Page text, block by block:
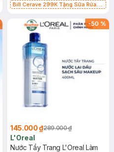
Bill Cerave 299K Tặng Sữa Rửa
-50 %
145.000 ₫289.000 ₫
L'Oreal
Nước Tẩy Trang L'Oreal Làm